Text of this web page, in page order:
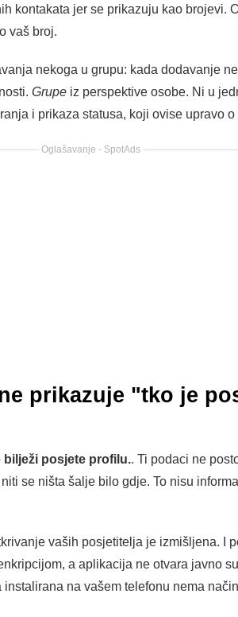
kontakata jer se prikazuju kao brojevi.
vaš broj.
nekoga u grupu: kada dodavanje
Grupe iz perspektive osobe. Ni u
i prikaza statusa, koji ovise upravo
Oglašavanje - SpotAds
prikazuje "tko je
bilježi posjete profilu.. Ti podaci ne
se ništa šalje bilo gdje. To nisu
vaših posjetitelja je izmišljena. I
a aplikacija ne otvara javno
na vašem telefonu nema